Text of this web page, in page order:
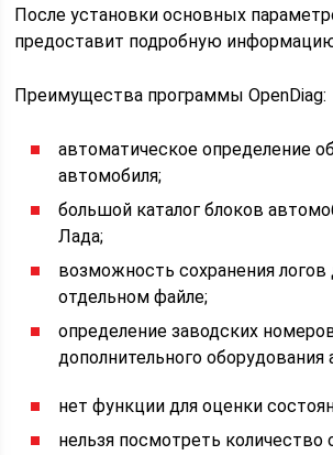
После установки основных
предоставит подробную
Преимущества программы OpenDiag:
автоматическое определение
автомобиля;
большой каталог блоков
Лада;
возможность сохранения логов
отдельном файле;
определение заводских
дополнительного оборудования
нет функции для оценки
нельзя посмотреть количество